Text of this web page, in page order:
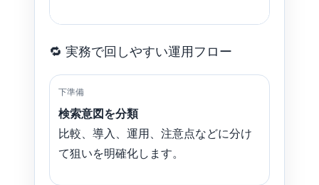
🔁 実務で回しやすい運用フロー
下準備
検索意図を分類
比較、導入、運用、注意点などに分け
て狙いを明確化します。